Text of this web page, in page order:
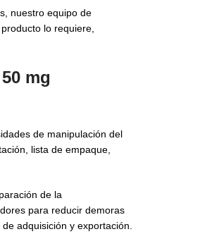
nuestro equipo de
lo requiere,
mg
de manipulación del
lista de empaque,
de la
para reducir demoras
adquisición y exportación.